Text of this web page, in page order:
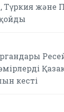
және
кесті